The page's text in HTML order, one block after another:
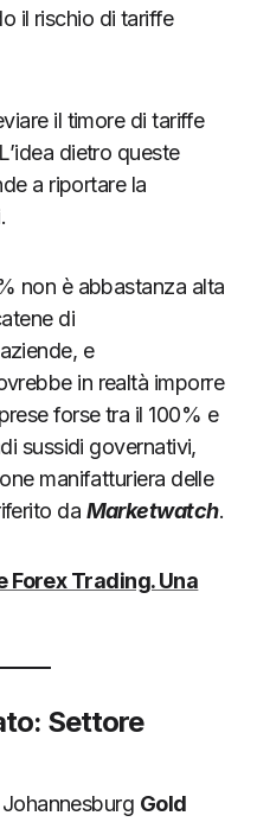
il rischio di tariffe
il timore di tariffe
dietro queste
a riportare la
non è abbastanza alta
di
e
in realtà imporre
forse tra il 100% e
sussidi governativi,
manifatturiera delle
da Marketwatch.
Forex Trading. Una
Settore
Gold